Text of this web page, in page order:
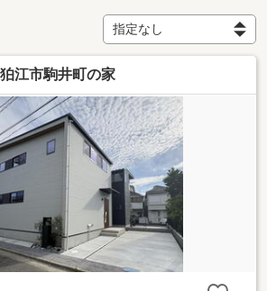
江市駒井町の家